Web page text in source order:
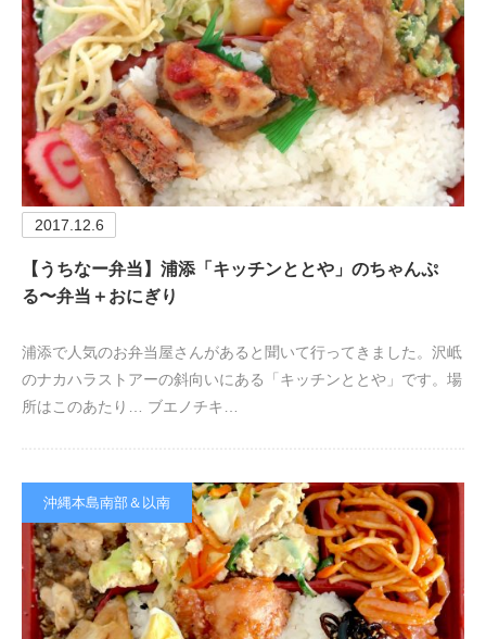
2017.12.6
【うちなー弁当】浦添「キッチンととや」のちゃんぷ
る〜弁当＋おにぎり
浦添で人気のお弁当屋さんがあると聞いて行ってきました。沢岻
のナカハラストアーの斜向いにある「キッチンととや」です。場
所はこのあたり… ブエノチキ…
沖縄本島南部＆以南